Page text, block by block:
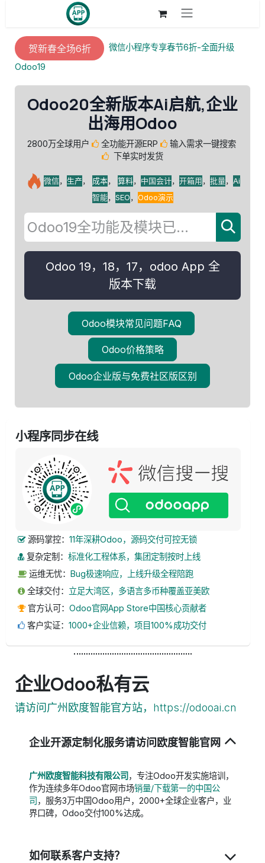
贺新春全场6折
微信小程序专享春节6折-全面升级
Odoo19
Odoo20全新版本Ai启航,企业
出海用Odoo
2800万全球用户 全功能开源ERP
输入需求一键搜索
下单实时发货
微信， 生产， 成本， 算料， 中国会计， 开箱用， 批量， Ai
智能， SEO， Odoo演示
Odoo 19，18，17，odoo App 全
版本下载​​
Odoo模块常见问题FAQ
Odoo价格策略
Odoo企业版与免费社区版区别
小程序同步在线
源码掌控： 11年深耕Odoo，源码交付可控无锁
复杂定制： 标准化工程体系，集团定制按时上线
运维无忧： Bug极速响应，上线升级全程陪跑
全球交付： 立足大湾区，多语言多币种覆盖亚美欧
官方认可： Odoo官网App Store中国核心贡献者
客户实证： 1000+企业信赖，项目100%成功交付
企业Odoo私有云
请访问广州欧度智能官方站，https://odooai.cn
企业开源定制化服务请访问欧度智能官网
广州欧度智能科技有限公司 ，专注Odoo开发实施培训，
作为连续多年Odoo官网市场销量/下载第一的中国公
司 ，服务3万中国Odoo用户​，2000+全球企业客户，业
界口碑，Odoo交付100%达成。
如何联系客户支持？